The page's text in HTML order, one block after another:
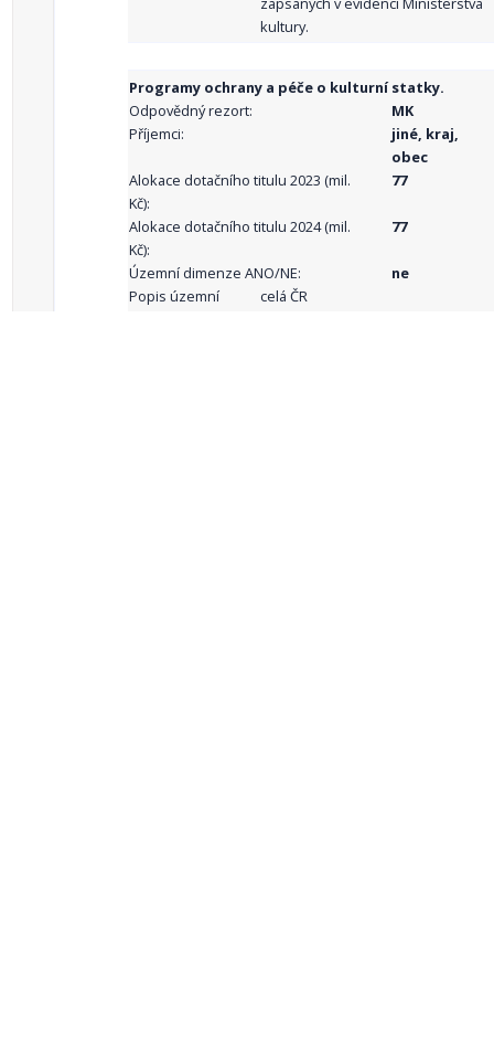
kultury.
Programy ochrany a péče o kulturní statky.
Odpovědný rezort:
MK
Příjemci:
jiné, kraj,
obec
Alokace dotačního titulu 2023 (mil.
Kč):
77
Alokace dotačního titulu 2024 (mil.
Kč):
77
Územní dimenze ANO/NE:
ne
Popis územní
celá ČR